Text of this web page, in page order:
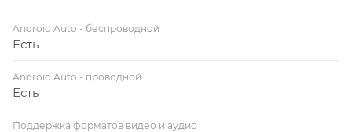
Android Auto - беспроводной
Есть
Android Auto - проводной
Есть
Поддержка форматов видео и аудио